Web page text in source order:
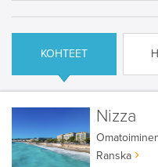
KOHTEET
Nizza
Ranska